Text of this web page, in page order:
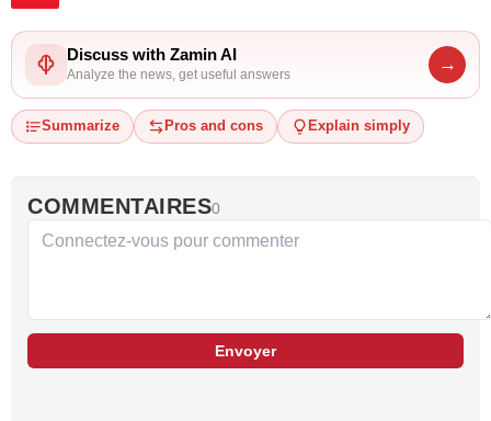
Discuss with Zamin AI
Analyze the news, get useful answers
→
Summarize Pros and cons Explain simply
COMMENTAIRES0
Envoyer